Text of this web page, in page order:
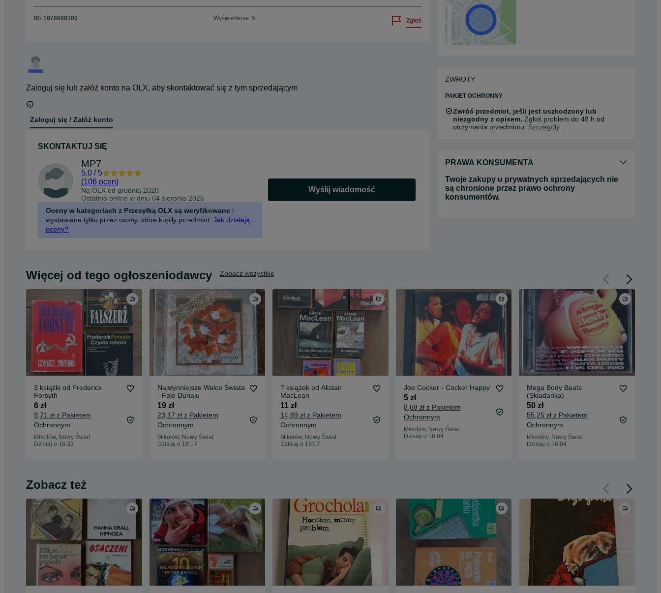
ID: 1078608180 Wyświetlenia: 5 Zgłoś
Zaloguj się lub załóż konto na OLX, aby skontaktować się z tym sprzedającym
Zaloguj się / Załóż konto
SKONTAKTUJ SIĘ
MP7
5.0 / 5
(106 ocen)
Na OLX od grudnia 2020
Ostatnio online w dniu 04 sierpnia 2026
Oceny w kategoriach z Przesyłką OLX są weryfikowane i
wystawiane tylko przez osoby, które kupiły przedmiot. Jak działają
oceny?
Wyślij wiadomość
ZWROTY
PAKIET OCHRONNY
Zwróć przedmiot, jeśli jest uszkodzony lub
niezgodny z opisem. Zgłoś problem do 48 h od
otrzymania przedmiotu. Szczegóły
PRAWA KONSUMENTA
Twoje zakupy u prywatnych sprzedających nie
są chronione przez prawo ochrony
konsumentów.
Więcej od tego ogłoszeniodawcy Zobacz wszystkie
3 książki od Frederick
Forsyth
6 zł
9,71 zł z Pakietem
Ochronnym
Mikołów, Nowy Świat
Dzisiaj o 16:33
Najsłynniejsze Walce Świata
- Fale Dunaju
19 zł
23,17 zł z Pakietem
Ochronnym
Mikołów, Nowy Świat
Dzisiaj o 16:17
7 książek od Alistair
MacLean
11 zł
14,89 zł z Pakietem
Ochronnym
Mikołów, Nowy Świat
Dzisiaj o 16:07
Joe Cocker - Cocker Happy
5 zł
8,68 zł z Pakietem
Ochronnym
Mikołów, Nowy Świat
Dzisiaj o 16:04
Mega Body Beats
(Składanka)
50 zł
55,25 zł z Pakietem
Ochronnym
Mikołów, Nowy Świat
Dzisiaj o 16:04
Zobacz też